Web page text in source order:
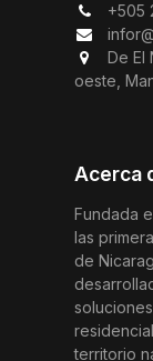
+505
De El
oeste,
Acerca
Fundada
las
de
territorio